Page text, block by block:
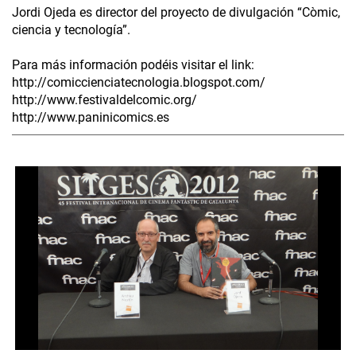
Jordi Ojeda es director del proyecto de divulgación “Còmic,
ciencia y tecnología”.
Para más información podéis visitar el link:
http://comiccienciatecnologia.blogspot.com/
http://www.festivaldelcomic.org/
http://www.paninicomics.es